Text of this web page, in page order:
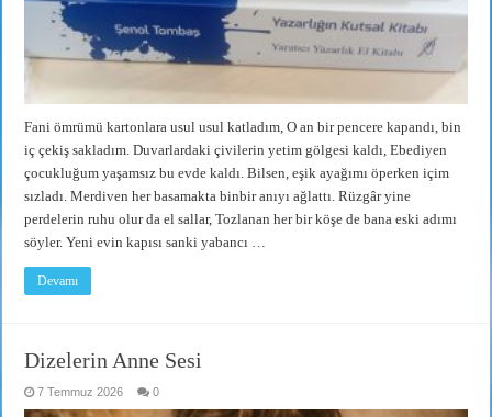
Fani ömrümü kartonlara usul usul katladım, O an bir pencere kapandı, bin
iç çekiş sakladım. Duvarlardaki çivilerin yetim gölgesi kaldı, Ebediyen
çocukluğum yaşamsız bu evde kaldı. Bilsen, eşik ayağımı öperken içim
sızladı. Merdiven her basamakta binbir anıyı ağlattı. Rüzgâr yine
perdelerin ruhu olur da el sallar, Tozlanan her bir köşe de bana eski adımı
söyler. Yeni evin kapısı sanki yabancı …
Devamı
Dizelerin Anne Sesi
7 Temmuz 2026 0